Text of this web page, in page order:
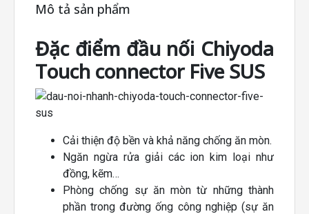
Mô tả sản phẩm
Đặc điểm đầu nối Chiyoda
Touch connector Five SUS
Cải thiện độ bền và khả năng chống ăn mòn.
Ngăn ngừa rửa giải các ion kim loại như
đồng, kẽm…
Phòng chống sự ăn mòn từ những thành
phần trong đường ống công nghiệp (sự ăn